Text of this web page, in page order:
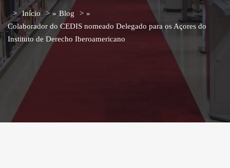
Início » Blog
»
Colaborador do CEDIS nomeado Delegado para os Açores do
Instituto de Derecho Iberoamericano